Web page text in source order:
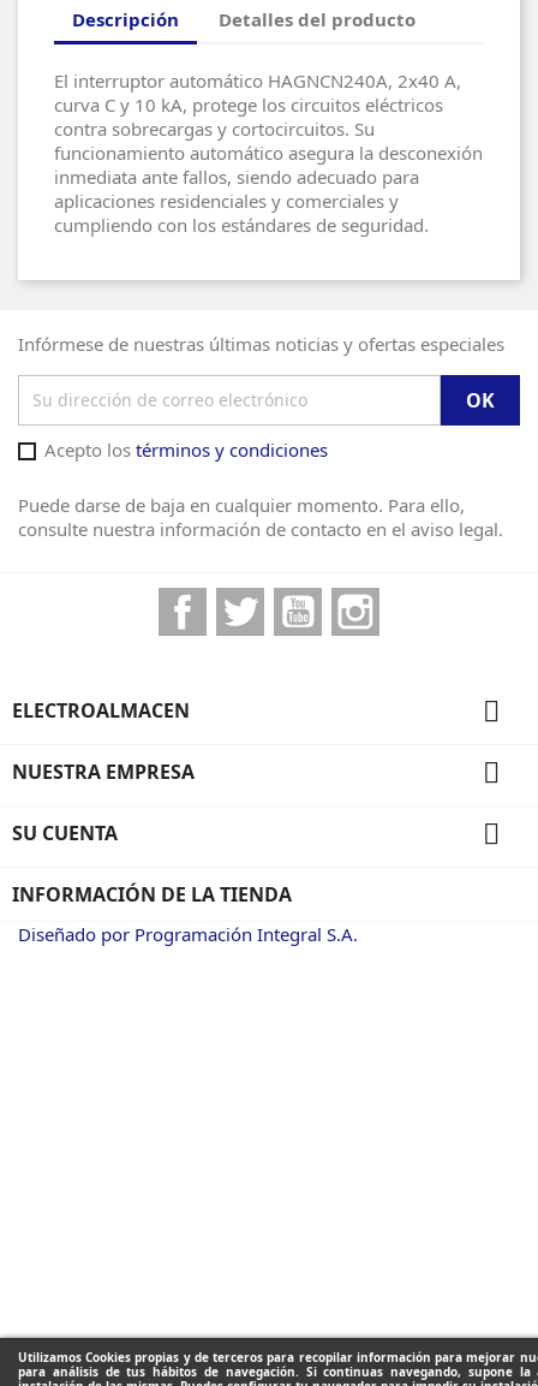
Utilizamos Cookies propias y de terceros para recopilar información para mejorar
para análisis de tus hábitos de navegación. Si continuas navegando, supone la
Descripción Detalles del producto
El interruptor automático HAGNCN240A, 2x40 A,
curva C y 10 kA, protege los circuitos eléctricos
contra sobrecargas y cortocircuitos. Su
funcionamiento automático asegura la desconexión
inmediata ante fallos, siendo adecuado para
aplicaciones residenciales y comerciales y
cumpliendo con los estándares de seguridad.
Infórmese de nuestras últimas noticias y ofertas especiales
Acepto los términos y condiciones
Puede darse de baja en cualquier momento. Para ello,
consulte nuestra información de contacto en el aviso legal.
FacebookTwitter YouTube
ELECTROALMACEN 
NUESTRA EMPRESA 
SU CUENTA 
INFORMACIÓN DE LA TIENDA
Diseñado por Programación Integral S.A.